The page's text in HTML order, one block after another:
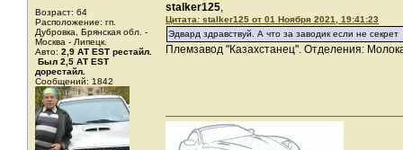
Возраст: 64
Расположение: гп.
Дубровка, Брянская обл. -
Москва - Липецк.
Авто: 2,9 АТ EST рестайл.
Был 2,5 АТ ЕST
дорестайл.
Сообщений: 1842
stalker125,
Цитата: stalker125 от 01 Ноября 2021, 19:41:23
Эдвард здравствуй. А что за заводик если не
Племзавод "Казахстанец". Отделения: